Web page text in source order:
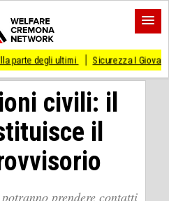
Sicurezza I Giovani Democratici
civili: il
il
prendere contatti